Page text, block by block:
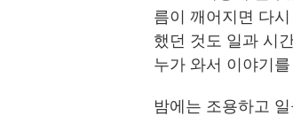
름이 깨어지면 다
했던 것도 일과 시
누가 와서 이야기
밤에는 조용하고